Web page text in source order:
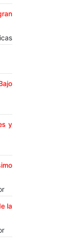
y
la